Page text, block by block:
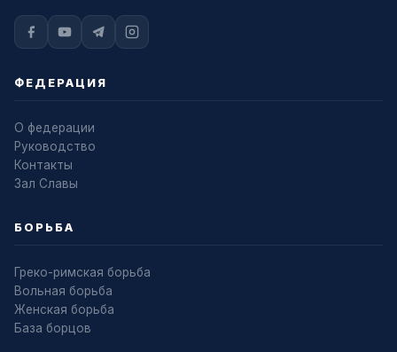
ФЕДЕРАЦИЯ
О федерации
Руководство
Контакты
Зал Славы
БОРЬБА
Греко-римская борьба
Вольная борьба
Женская борьба
База борцов